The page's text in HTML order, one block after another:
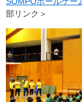
部リンク＞